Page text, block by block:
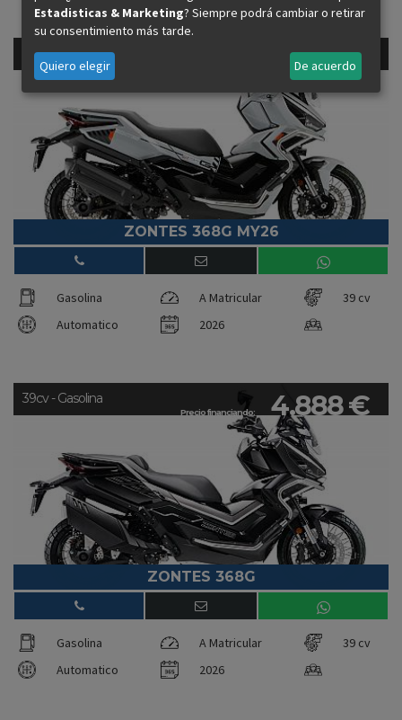
5.592 €
39cv - Gasolina
ZONTES 368G MY26
Gasolina A Matricular
39 cv
Automatico
2026
Precio financiando: 4.888 €
39cv - Gasolina
ZONTES 368G
Gasolina A Matricular
39 cv
Automatico
2026
Estadisticas & Marketing? Siempre podrá cambiar o retirar
su consentimiento más tarde.
Quiero elegir De acuerdo